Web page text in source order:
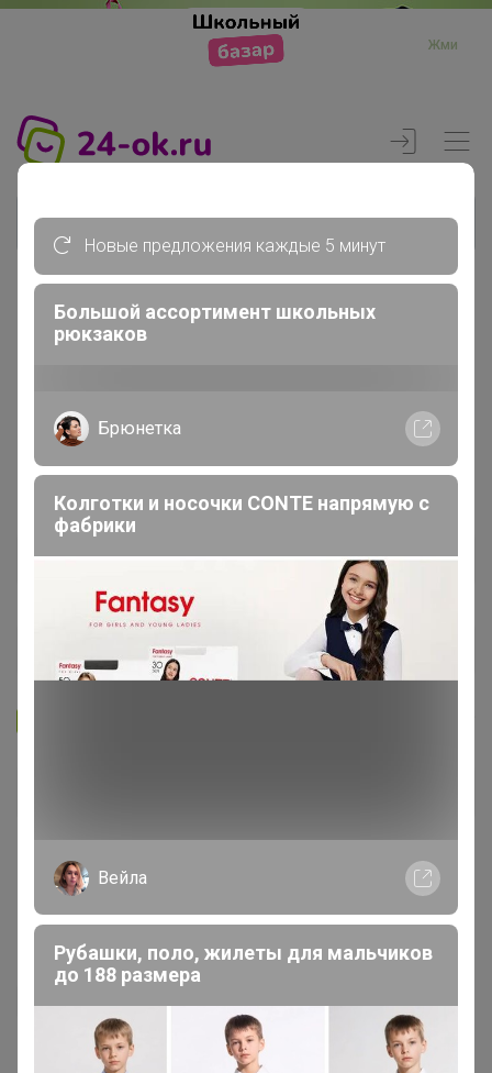
Жми
Вход
Вход
Войти с помощью других сервисов
Новые предложения каждые 5 минут
Большой ассортимент школьных
рюкзаков
Брюнетка
Колготки и носочки CONTE напрямую с
фабрики
Вейла
Рубашки, поло, жилеты для мальчиков
до 188 размера